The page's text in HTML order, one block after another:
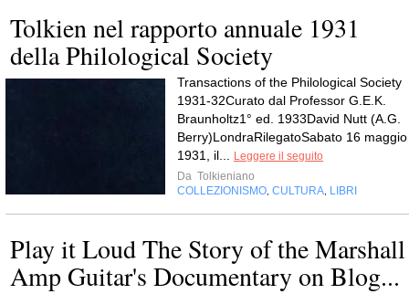
Tolkien nel rapporto annuale 1931
della Philological Society
Transactions of the Philological Society
1931-32Curato dal Professor G.E.K.
Braunholtz1° ed. 1933David Nutt (A.G.
Berry)LondraRilegatoSabato 16 maggio
1931, il...
Leggere il seguito
Da Tolkieniano
COLLEZIONISMO CULTURA LIBRI
Play it Loud The Story of the Marshall
Amp Guitar's Documentary on Blog...